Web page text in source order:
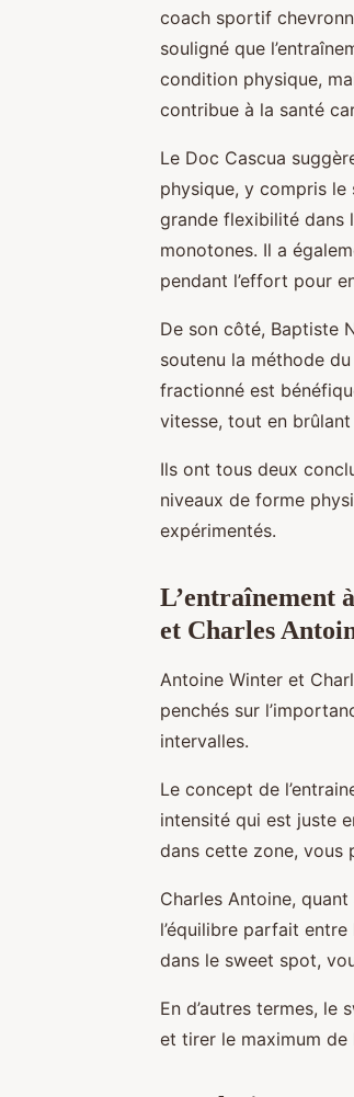
coach sportif
souligné que
condition physique,
contribue à la santé
Le Doc Cascua
physique, y compris le
grande flexibilité dans
monotones. Il a
pendant l’effort pour
De son côté, Baptiste
soutenu la méthode
fractionné est
vitesse, tout en
Ils ont tous deux
niveaux de forme
expérimentés.
L’entraînement
et Charles
Antoine Winter et
penchés sur
intervalles.
Le concept de
intensité qui est juste
dans cette zone, vous
Charles Antoine,
l’équilibre parfait
dans le sweet spot,
En d’autres termes,
et tirer le maximum de